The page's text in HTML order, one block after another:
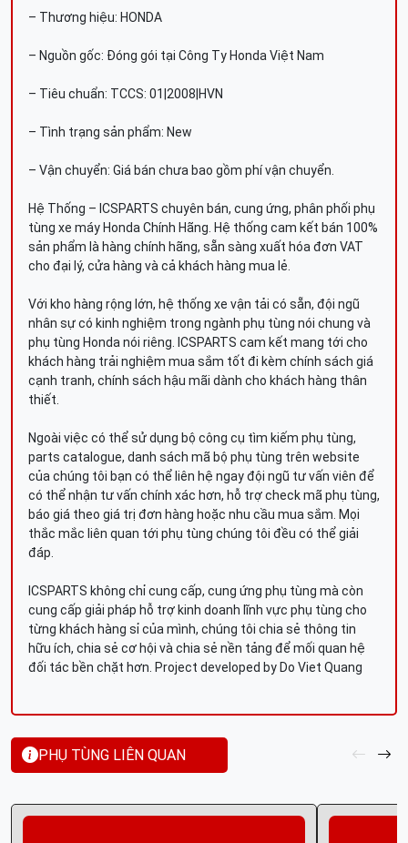
– Thương hiệu: HONDA
– Nguồn gốc: Đóng gói tại Công Ty Honda Việt Nam
– Tiêu chuẩn: TCCS: 01|2008|HVN
– Tình trạng sản phẩm: New
– Vận chuyển: Giá bán chưa bao gồm phí vận chuyển.
Hệ Thống – ICSPARTS chuyên bán, cung ứng, phân phối phụ
tùng xe máy Honda Chính Hãng. Hệ thống cam kết bán 100%
sản phẩm là hàng chính hãng, sẵn sàng xuất hóa đơn VAT
cho đại lý, cửa hàng và cả khách hàng mua lẻ.
Với kho hàng rộng lớn, hệ thống xe vận tải có sẵn, đội ngũ
nhân sự có kinh nghiệm trong ngành phụ tùng nói chung và
phụ tùng Honda nói riêng. ICSPARTS cam kết mang tới cho
khách hàng trải nghiệm mua sắm tốt đi kèm chính sách giá
cạnh tranh, chính sách hậu mãi dành cho khách hàng thân
thiết.
Ngoài việc có thể sử dụng bộ công cụ tìm kiếm phụ tùng,
parts catalogue, danh sách mã bộ phụ tùng trên website
của chúng tôi bạn có thể liên hệ ngay đội ngũ tư vấn viên để
có thể nhận tư vấn chính xác hơn, hỗ trợ check mã phụ tùng,
báo giá theo giá trị đơn hàng hoặc nhu cầu mua sắm. Mọi
thắc mắc liên quan tới phụ tùng chúng tôi đều có thể giải
đáp.
ICSPARTS không chỉ cung cấp, cung ứng phụ tùng mà còn
cung cấp giải pháp hỗ trợ kinh doanh lĩnh vực phụ tùng cho
từng khách hàng sỉ của mình, chúng tôi chia sẻ thông tin
hữu ích, chia sẻ cơ hội và chia sẻ nền tảng để mối quan hệ
đối tác bền chặt hơn. Project developed by Do Viet Quang
PHỤ TÙNG LIÊN QUAN